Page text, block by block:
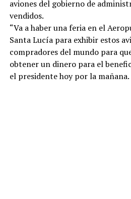
aviones del gobierno de
vendidos.
“Va a haber una feria en el
Santa Lucía para exhibir estos
compradores del mundo para
obtener un dinero para el
el presidente hoy por la mañana.